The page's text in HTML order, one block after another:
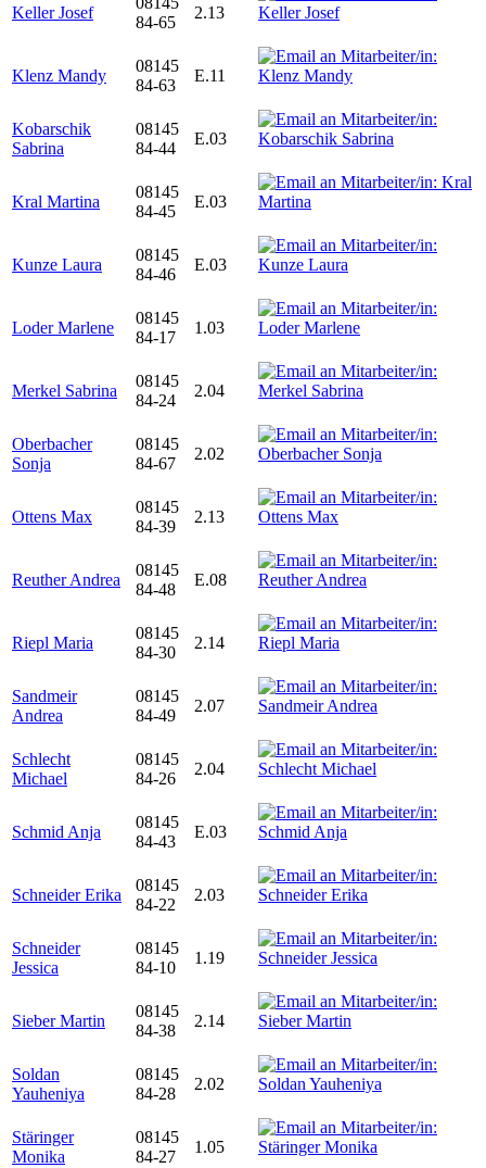
Keller Josef
84-65
2.13
Klenz Mandy
08145
84-63
E.11
Kobarschik
Sabrina
08145
84-44
E.03
Kral Martina
08145
84-45
E.03
Kunze Laura
08145
84-46
E.03
Loder Marlene
08145
84-17
1.03
Merkel Sabrina
08145
84-24
2.04
Oberbacher
Sonja
08145
84-67
2.02
Ottens Max
08145
84-39
2.13
Reuther Andrea
08145
84-48
E.08
Riepl Maria
08145
84-30
2.14
Sandmeir
Andrea
08145
84-49
2.07
Schlecht
Michael
08145
84-26
2.04
Schmid Anja
08145
84-43
E.03
Schneider Erika
08145
84-22
2.03
Schneider
Jessica
08145
84-10
1.19
Sieber Martin
08145
84-38
2.14
Soldan
Yauheniya
08145
84-28
2.02
Stäringer
Monika
08145
84-27
1.05